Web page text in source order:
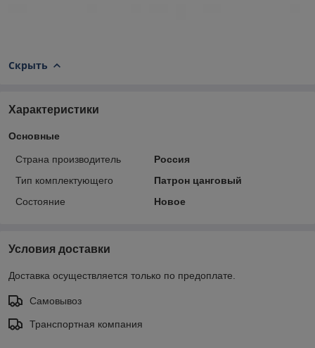
Скрыть
Характеристики
Основные
Страна производитель
Россия
Тип комплектующего
Патрон цанговый
Состояние
Новое
Условия доставки
Доставка осуществляется только по предоплате.
Самовывоз
Транспортная компания